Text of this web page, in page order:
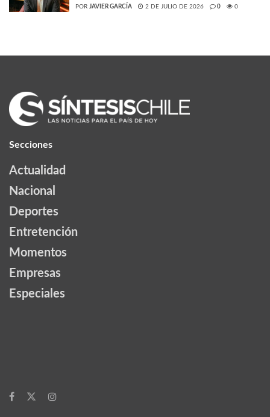
POR JAVIER GARCÍA 2 DE JULIO DE 2026 0 0
Secciones
Actualidad
Nacional
Deportes
Entretención
Momentos
Empresas
Especiales